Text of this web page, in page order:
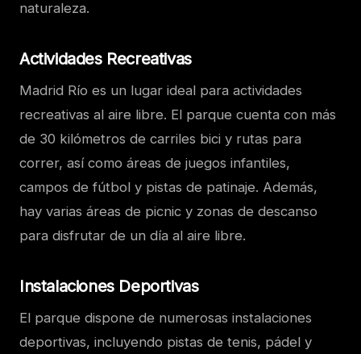
naturaleza.
Actividades Recreativas
Madrid Río es un lugar ideal para actividades
recreativas al aire libre. El parque cuenta con más
de 30 kilómetros de carriles bici y rutas para
correr, así como áreas de juegos infantiles,
campos de fútbol y pistas de patinaje. Además,
hay varias áreas de picnic y zonas de descanso
para disfrutar de un día al aire libre.
Instalaciones Deportivas
El parque dispone de numerosas instalaciones
deportivas, incluyendo pistas de tenis, pádel y